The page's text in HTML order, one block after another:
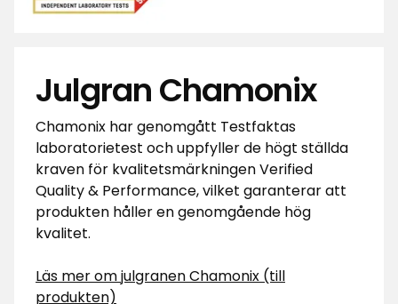
Julgran Chamonix
Chamonix har genomgått Testfaktas
laboratorietest och uppfyller de högt ställda
kraven för kvalitetsmärkningen Verified
Quality & Performance, vilket garanterar att
produkten håller en genomgående hög
kvalitet.
Läs mer om julgranen Chamonix (till
produkten)